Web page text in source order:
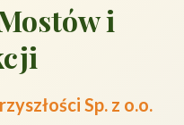
i
Sp. z o.o.